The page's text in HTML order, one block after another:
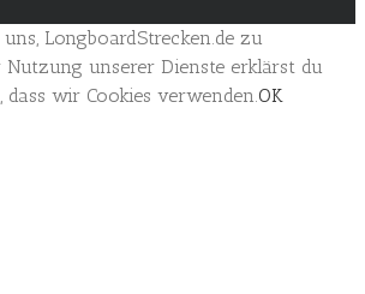
LongboardStrecken.de zu
Nutzung unserer Dienste erklärst du
wir Cookies verwenden. OK